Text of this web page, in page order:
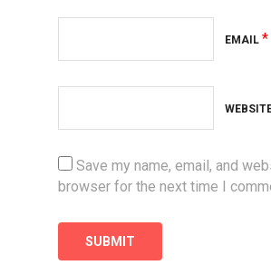
EMAIL *
Save my name, email, and
browser for the next time I